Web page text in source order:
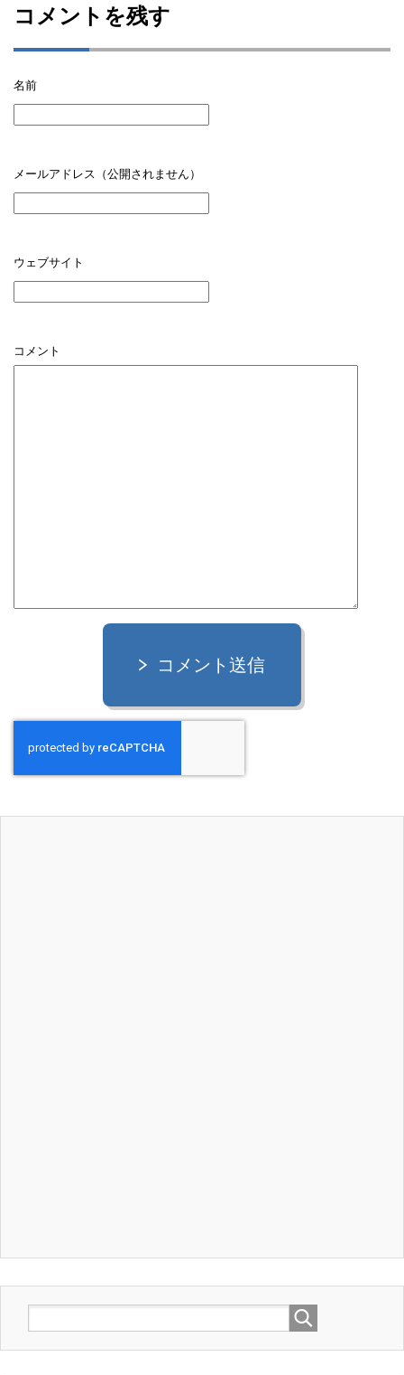
コメントを残す
名前
メールアドレス（公開されません）
ウェブサイト
コメント
コメント送信